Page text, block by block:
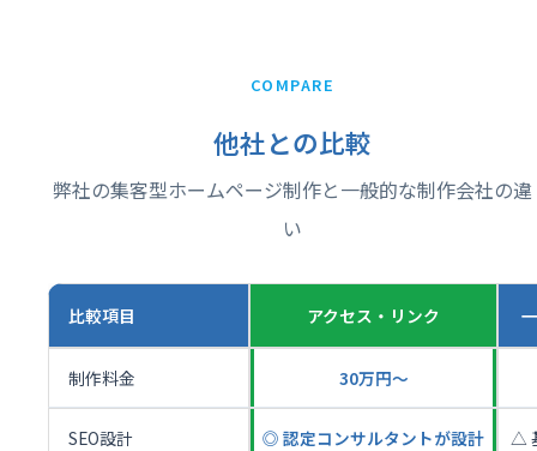
COMPARE
他社との比較
弊社の集客型ホームページ制作と一般的な制作会社の違
い
比較項目 アクセス・リンク
制作料金 30万円〜
SEO設計 ◎ 認定コンサルタントが設計 △